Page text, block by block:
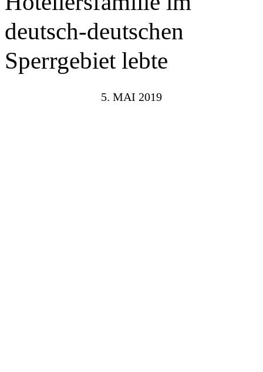
deutsch-deutschen
Sperrgebiet lebte
5. MAI 2019